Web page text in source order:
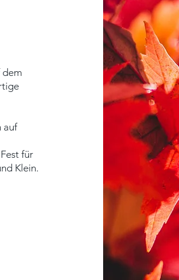
dem
auf
für
Klein.